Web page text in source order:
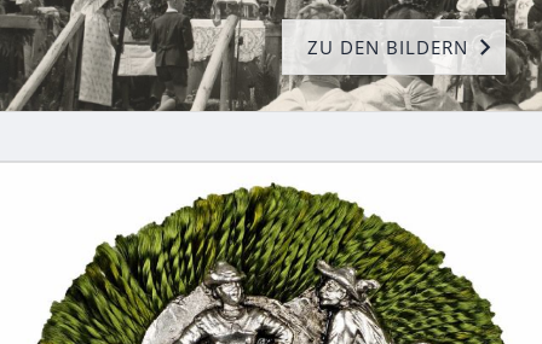
ZU DEN BILDERN